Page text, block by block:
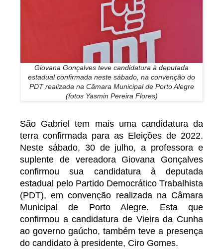
Giovana Gonçalves teve candidatura à deputada
estadual confirmada neste sábado, na convenção do
PDT realizada na Câmara Municipal de Porto Alegre
(fotos Yasmin Pereira Flores)
São Gabriel tem mais uma candidatura da
terra confirmada para as Eleições de 2022.
Neste sábado, 30 de julho, a professora e
suplente de vereadora Giovana Gonçalves
confirmou sua candidatura à deputada
estadual pelo Partido Democrático Trabalhista
(PDT), em convenção realizada na Câmara
Municipal de Porto Alegre. Esta que
confirmou a candidatura de Vieira da Cunha
ao governo gaúcho, também teve a presença
do candidato à presidente, Ciro Gomes.